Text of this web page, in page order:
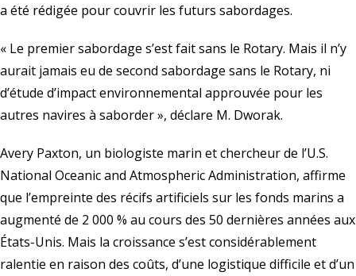
a été rédigée pour couvrir les futurs sabordages.
« Le premier sabordage s’est fait sans le Rotary. Mais il n’y
aurait jamais eu de second sabordage sans le Rotary, ni
d’étude d’impact environnemental approuvée pour les
autres navires à saborder », déclare M. Dworak.
Avery Paxton, un biologiste marin et chercheur de l’U.S.
National Oceanic and Atmospheric Administration, affirme
que l’empreinte des récifs artificiels sur les fonds marins a
augmenté de 2 000 % au cours des 50 dernières années aux
États-Unis. Mais la croissance s’est considérablement
ralentie en raison des coûts, d’une logistique difficile et d’un